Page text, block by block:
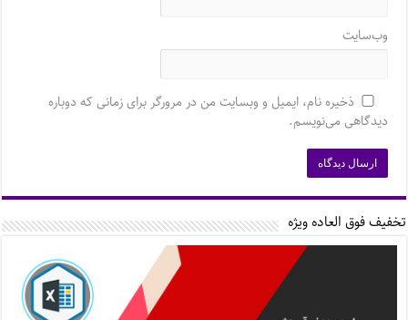
وب‌سایت
ذخیره نام، ایمیل و وبسایت من در مرورگر برای زمانی که دوباره
دیدگاهی می‌نویسم.
تخفیف فوق العاده ویژه